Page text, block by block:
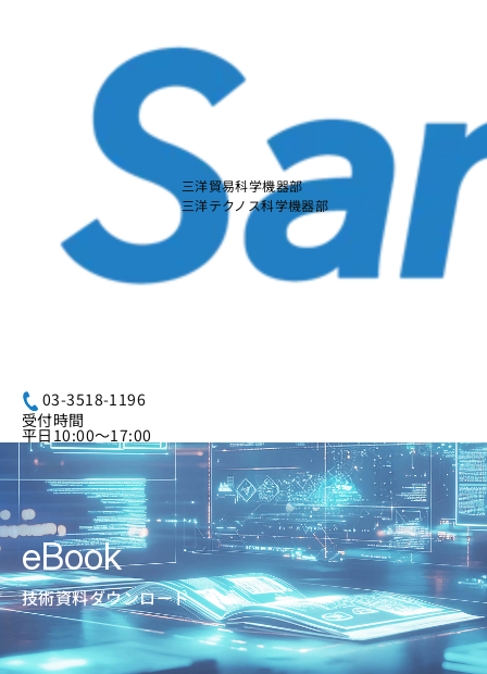
三洋貿易科学機器部
三洋テクノス科学機器部
03-3518-1196
受付時間
平日10:00～17:00
eBook
技術資料ダウンロード